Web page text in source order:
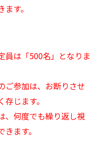
す。
員は「500名」となりま
ご参加は、お断りさせ
じます。
、何度でも繰り返し視
ます。